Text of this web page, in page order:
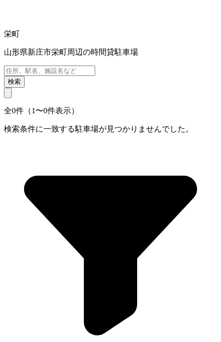
栄町
山形県新庄市栄町周辺の時間貸駐車場
検索
全0件（1〜0件表示）
検索条件に一致する駐車場が見つかりませんでした。